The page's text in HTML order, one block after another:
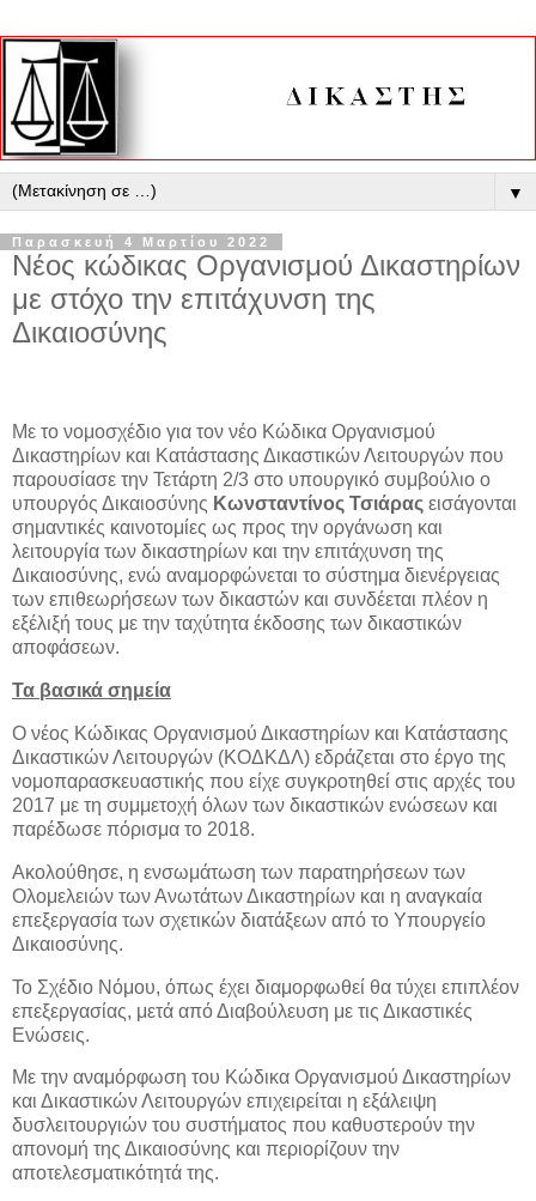
▼
Παρασκευή 4 Μαρτίου 2022
Nέος κώδικας Οργανισμού Δικαστηρίων
με στόχο την επιτάχυνση της
Δικαιοσύνης
Με το νομοσχέδιο για τον νέο Κώδικα Οργανισμού
Δικαστηρίων και Κατάστασης Δικαστικών Λειτουργών που
παρουσίασε την Τετάρτη 2/3 στο υπουργικό συμβούλιο ο
υπουργός Δικαιοσύνης Κωνσταντίνος Τσιάρας εισάγονται
σημαντικές καινοτομίες ως προς την οργάνωση και
λειτουργία των δικαστηρίων και την επιτάχυνση της
Δικαιοσύνης, ενώ αναμορφώνεται το σύστημα διενέργειας
των επιθεωρήσεων των δικαστών και συνδέεται πλέον η
εξέλιξή τους με την ταχύτητα έκδοσης των δικαστικών
αποφάσεων.
Τα βασικά σημεία
Ο νέος Κώδικας Οργανισμού Δικαστηρίων και Κατάστασης
Δικαστικών Λειτουργών (ΚΟΔΚΔΛ) εδράζεται στο έργο της
νομοπαρασκευαστικής που είχε συγκροτηθεί στις αρχές του
2017 με τη συμμετοχή όλων των δικαστικών ενώσεων και
παρέδωσε πόρισμα το 2018.
Ακολούθησε, η ενσωμάτωση των παρατηρήσεων των
Ολομελειών των Ανωτάτων Δικαστηρίων και η αναγκαία
επεξεργασία των σχετικών διατάξεων από το Υπουργείο
Δικαιοσύνης.
Το Σχέδιο Νόμου, όπως έχει διαμορφωθεί θα τύχει επιπλέον
επεξεργασίας, μετά από Διαβούλευση με τις Δικαστικές
Ενώσεις.
Με την αναμόρφωση του Κώδικα Οργανισμού Δικαστηρίων
και Δικαστικών Λειτουργών επιχειρείται η εξάλειψη
δυσλειτουργιών του συστήματος που καθυστερούν την
απονομή της Δικαιοσύνης και περιορίζουν την
αποτελεσματικότητά της.